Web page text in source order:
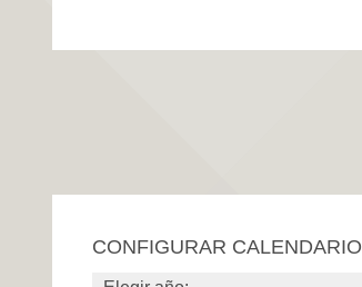
CONFIGURAR CALENDARIO